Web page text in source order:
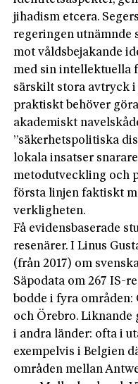
jihadism etcera.
regeringen utnämnde
mot våldsbejakande
med sin intellektuella
särskilt stora avtryck
praktiskt behöver
akademiskt
”säkerhetspolitiska
lokala insatser
metodutveckling och
första linjen faktiskt
verkligheten.
Få evidensbaserade
resenärer. I Linus
(från 2017) om
Säpodata om 267 IS-
bodde i fyra
och Örebro.
i andra länder: ofta i
exempelvis i Belgien
områden mellan